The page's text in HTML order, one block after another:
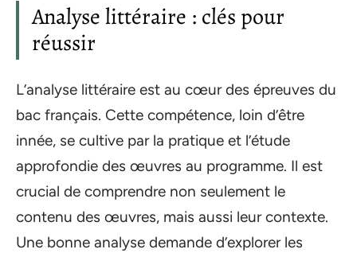
Analyse littéraire : clés pour
réussir
L’analyse littéraire est au cœur des épreuves du
bac français. Cette compétence, loin d’être
innée, se cultive par la pratique et l’étude
approfondie des œuvres au programme. Il est
crucial de comprendre non seulement le
contenu des œuvres, mais aussi leur contexte.
Une bonne analyse demande d’explorer les